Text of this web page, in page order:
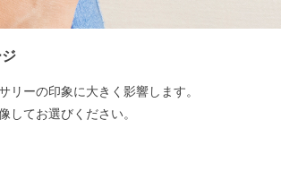
リーの印象に大きく影響します。
してお選びください。